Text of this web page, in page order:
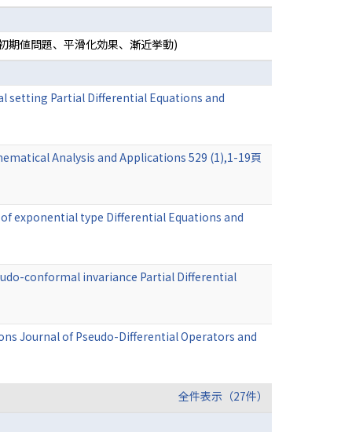
期値問題、平滑化効果、漸近挙動)
setting Partial Differential Equations and
Analysis and Applications 529 (1),1-19頁
exponential type Differential Equations and
conformal invariance Partial Differential
Journal of Pseudo-Differential Operators and
全件表示（27件）